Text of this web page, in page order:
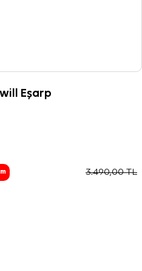
Eşarp
3.490,00TL